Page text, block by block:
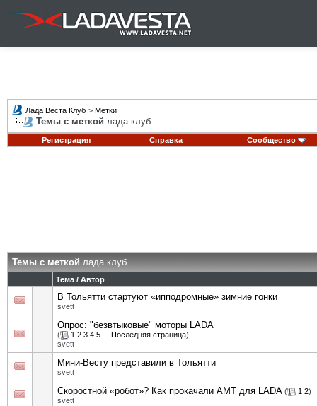
Лада Веста Клуб > Метки
Темы с меткой лада клуб
Регистрация Справка Сообщество
Темы с меткойлада клуб
Тема / Автор
В Тольятти стартуют «ипподромные» зимние гонки
svett
Опрос: "безвтыковые" моторы LADA
( 1 2 3 4 5 Последняя страница)
svett
Мини-Весту представили в Тольятти
svett
Скоростной «робот»? Как прокачали АМТ для LADA ( 1 2)
svett